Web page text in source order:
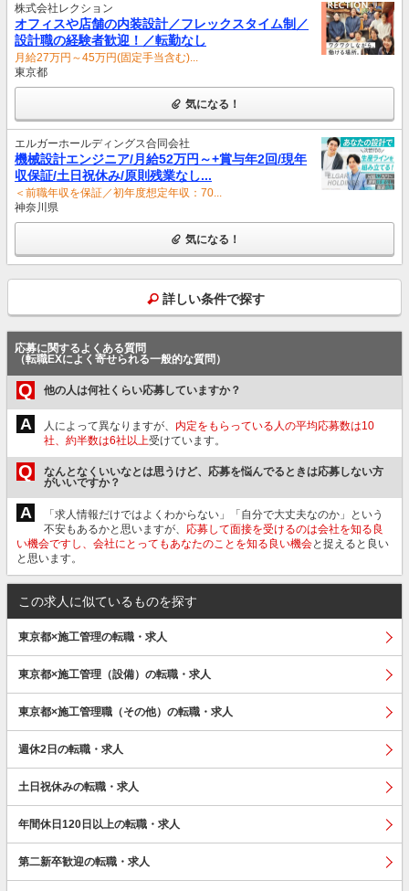
株式会社レクション
オフィスや店舗の内装設計／フレックスタイム制／
設計職の経験者歓迎！／転勤なし
月給27万円～45万円(固定手当含む)...
東京都
気になる！
エルガーホールディングス合同会社
機械設計エンジニア/月給52万円～+賞与年2回/現年
収保証/土日祝休み/原則残業なし...
＜前職年収を保証／初年度想定年収：70...
神奈川県
気になる！
詳しい条件で探す
応募に関するよくある質問
（転職EXによく寄せられる一般的な質問）
Q 他の人は何社くらい応募していますか？
A 人によって異なりますが、 内定をもらっている人の平均応募数は10
社、約半数は6社以上受けています。
Q
なんとなくいいなとは思うけど、応募を悩んでるときは応募しない方
がいいですか？
A
「求人情報だけではよくわからない」「自分で大丈夫なのか」という
不安もあるかと思いますが、 応募して面接を受けるのは会社を知る良
い機会ですし、会社にとってもあなたのことを知る良い機会と捉えると良い
と思います。
この求人に似ているものを探す
東京都×施工管理の転職・求人
東京都×施工管理（設備）の転職・求人
東京都×施工管理職（その他）の転職・求人
週休2日の転職・求人
土日祝休みの転職・求人
年間休日120日以上の転職・求人
第二新卒歓迎の転職・求人